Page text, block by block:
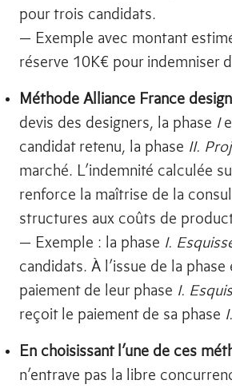
pour trois candidats.
— Exemple avec montant
réserve 10K€ pour indemniser
Méthode Alliance France
devis des designers, la phase I
candidat retenu, la phase II.
marché. L’indemnité calculée
renforce la maîtrise de la
structures aux coûts de
— Exemple : la phase I.
candidats. À l’issue de la
paiement de leur phase I.
reçoit le paiement de sa phase
En choisissant l’une de ces
n’entrave pas la libre